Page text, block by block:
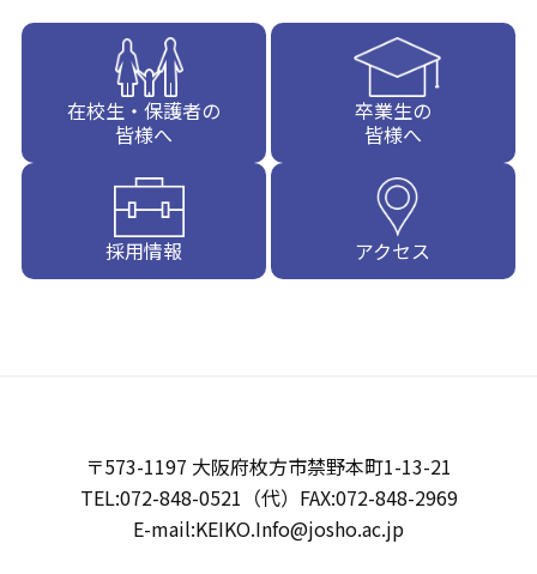
在校生・保護者の
皆様へ
卒業生の
皆様へ
採用情報 アクセス
〒573-1197 大阪府枚方市禁野本町1-13-21
TEL:072-848-0521（代）FAX:072-848-2969
E-mail:KEIKO.Info@josho.ac.jp